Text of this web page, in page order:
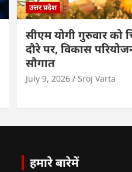
उत्तर प्रदेश
सीएम योगी गुरुवार को
दौरे पर, विकास
सौगात
July 9, 2026 Sroj Varta
हमारे बारेमें